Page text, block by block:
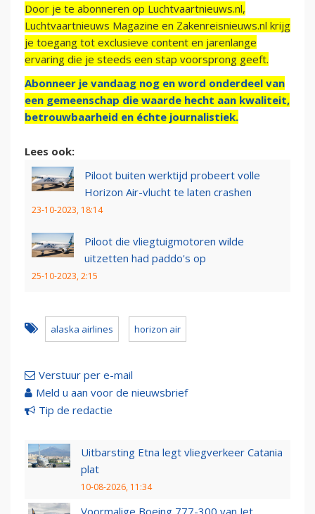
Door je te abonneren op Luchtvaartnieuws.nl,
Luchtvaartnieuws Magazine en Zakenreisnieuws.nl krijg
je toegang tot exclusieve content en jarenlange
ervaring die je steeds een stap voorsprong geeft.
Abonneer je vandaag nog en word onderdeel van
een gemeenschap die waarde hecht aan kwaliteit,
betrouwbaarheid en échte journalistiek.
Lees ook:
Piloot buiten werktijd probeert volle
Horizon Air-vlucht te laten crashen
23-10-2023, 18:14
Piloot die vliegtuigmotoren wilde
uitzetten had paddo's op
25-10-2023, 2:15
alaska airlines horizon air
Verstuur per e-mail
Meld u aan voor de nieuwsbrief
Tip de redactie
Uitbarsting Etna legt vliegverkeer Catania
plat
10-08-2026, 11:34